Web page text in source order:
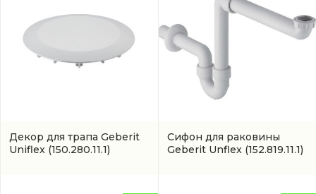
Декор для трапа Geberit
Uniflex (150.280.11.1)
Сифон для раковины
Geberit Unflex (152.819.11.1)